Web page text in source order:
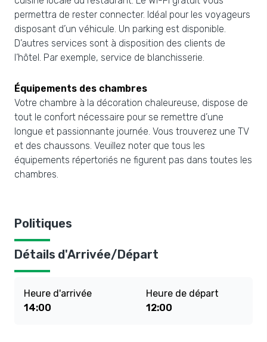
permettra de rester connecter. Idéal pour les voyageurs
disposant d’un véhicule. Un parking est disponible.
D’autres services sont à disposition des clients de
l’hôtel. Par exemple, service de blanchisserie.
Équipements des chambres
Votre chambre à la décoration chaleureuse, dispose de
tout le confort nécessaire pour se remettre d’une
longue et passionnante journée. Vous trouverez une TV
et des chaussons. Veuillez noter que tous les
équipements répertoriés ne figurent pas dans toutes les
chambres.
Politiques
Détails d'Arrivée/Départ
Heure d'arrivée
14:00
Heure de départ
12:00